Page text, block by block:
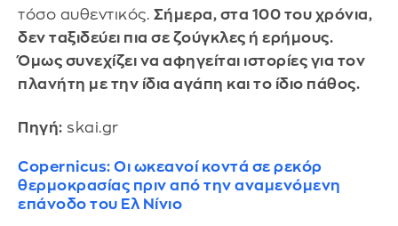
τόσο αυθεντικός. Σήμερα, στα 100 του χρόνια,
δεν ταξιδεύει πια σε ζούγκλες ή ερήμους.
Όμως συνεχίζει να αφηγείται ιστορίες για τον
πλανήτη με την ίδια αγάπη και το ίδιο πάθος.
Πηγή: skai.gr
Copernicus: Οι ωκεανοί κοντά σε ρεκόρ
θερμοκρασίας πριν από την αναμενόμενη
επάνοδο του Ελ Νίνιο